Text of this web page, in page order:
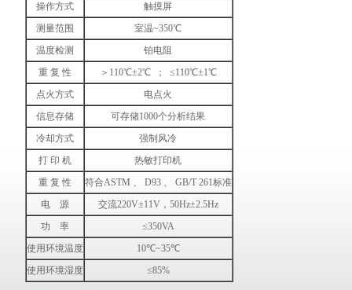
操作方式
触摸屏
测量范围
室温~350℃
温度检测
铂电阻
重 复 性
＞110℃±2℃ ； ≤110℃±1℃
点火方式
电点火
信息存储
可存储1000个分析结果
冷却方式
强制风冷
打 印 机
热敏打印机
重 复 性
符合ASTM 、 D93 、 GB/T 261标准
电 源
交流220V±11V，50Hz±2.5Hz
功 率
≤350VA
使用环境温度
10℃~35℃
使用环境湿度
≤85%